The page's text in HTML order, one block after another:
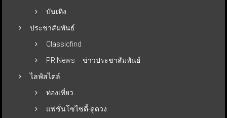
บันเทิง
ประชาสัมพันธ์
Classicfind
PR News – ข่าวประชาสัมพันธ์
ไลฟ์สไตล์
ท่องเที่ยว
แฟชั่นโซไซตี้-ดูดวง